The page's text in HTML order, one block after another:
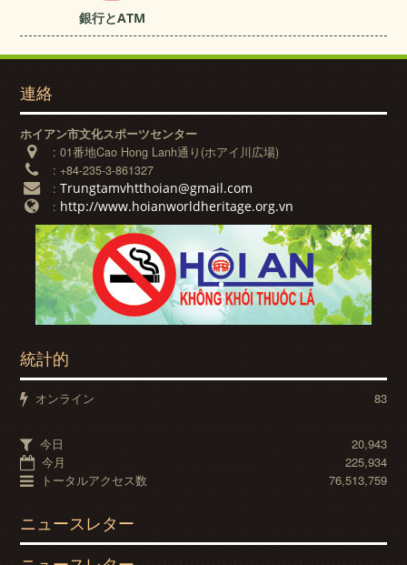
銀行とATM
連絡
ホイアン市文化スポーツセンター
:01番地Cao Hong Lanh通り(ホアイ川広場)
:+84-235-3-861327
:Trungtamvhtthoian@gmail.com
: http://www.hoianworldheritage.org.vn
統計的
オンライン 83
今日
20,943
今月
225,934
トータルアクセス数
76,513,759
ニュースレター